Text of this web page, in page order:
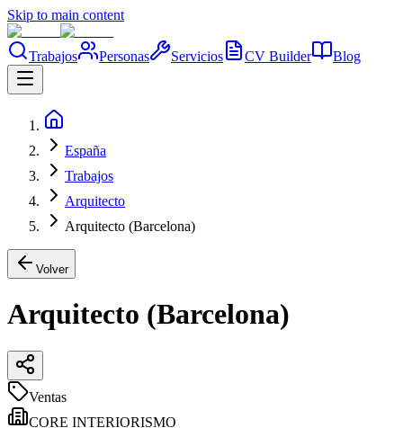
Skip to main content
Trabajos Personas Servicios CV Builder Blog
España
Trabajos
Arquitecto
Arquitecto (Barcelona)
Volver
Arquitecto (Barcelona)
Ventas
CORE INTERIORISMO